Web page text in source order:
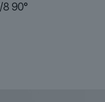
90°